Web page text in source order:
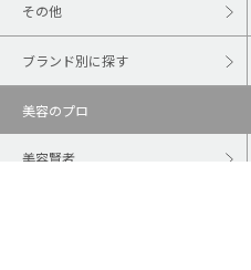
その他
ブランド別に探す
美容のプロ
美容賢者